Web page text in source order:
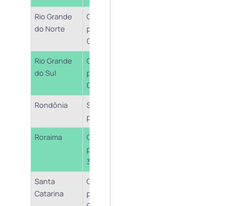
Rio Grande
do Norte
Cobrança a
partir de
01/03/2022
Rio Grande
do Sul
Cobrança a
partir de
01/04/2022
Rondônia
Sem
posicionamento
Roraima
Cobrança a
partir de
30/03/2022
Santa
Catarina
Cobrança a
partir de